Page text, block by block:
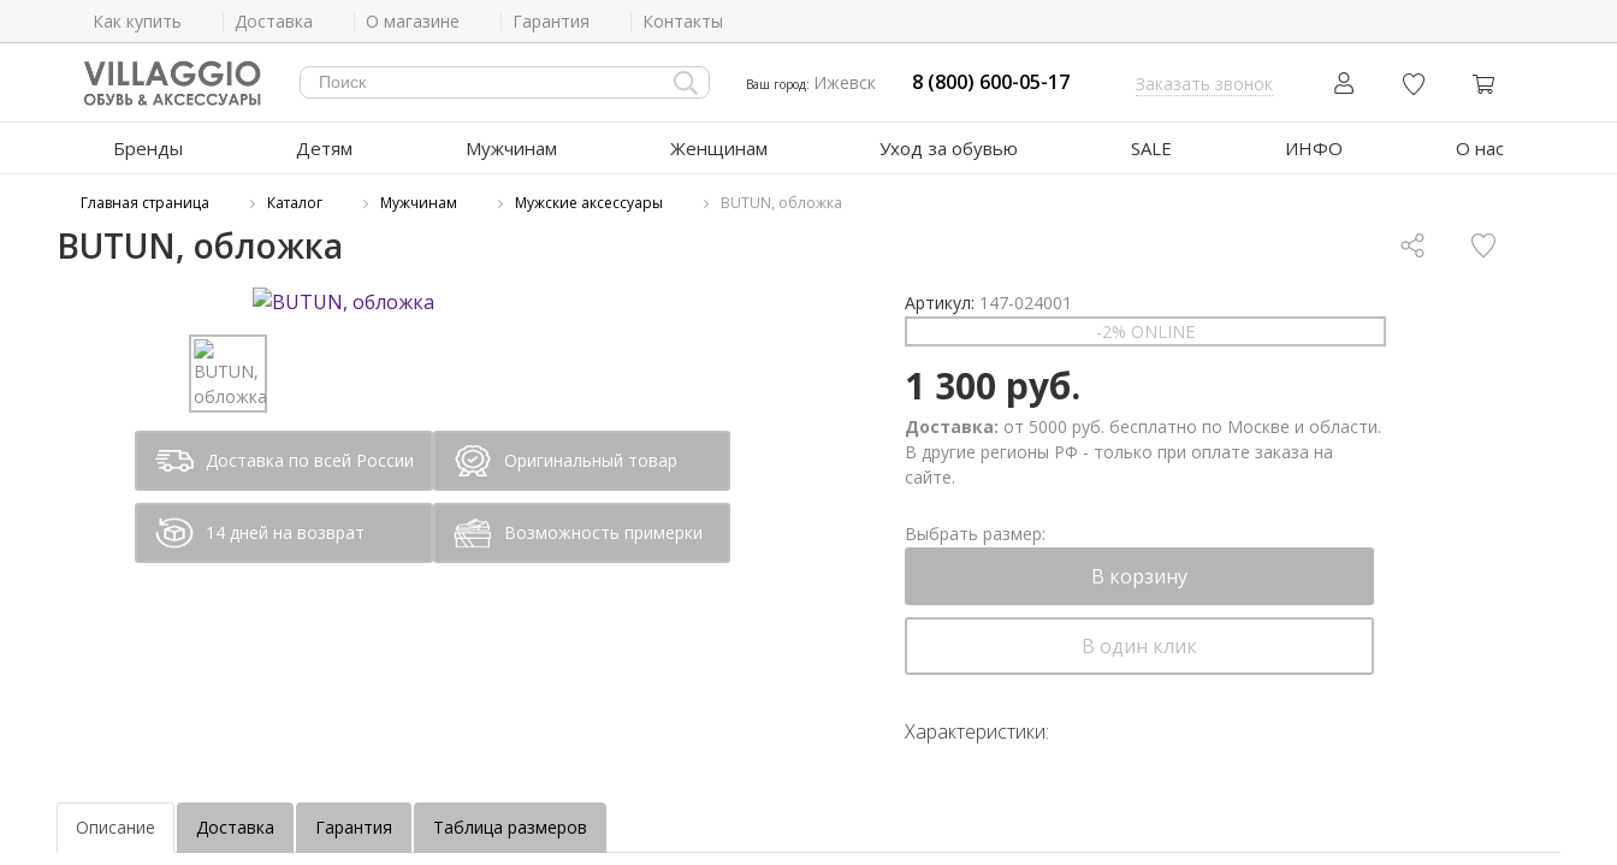
Как купить Доставка О магазине Гарантия Контакты
Ваш город: Ижевск 8 (800) 600-05-17 Заказать звонок
Бренды Детям Мужчинам Женщинам Уход за обувью SALE ИНФО О нас
Главная страница Каталог Мужчинам Мужские аксессуары BUTUN, обложка
BUTUN, обложка
Доставка по всей России Оригинальный товар
14 дней на возврат Возможность примерки
Артикул: 147-024001
-2% ONLINE
1 300 руб.
Доставка: от 5000 руб. бесплатно по Москве и области.
В другие регионы РФ - только при оплате заказа на
сайте.
Выбрать размер:
В корзину
В один клик
Характеристики:
Описание Доставка Гарантия Таблица размеров